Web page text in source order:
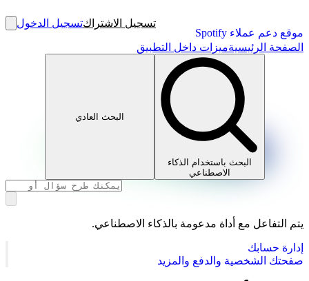
موقع دعم عملاء Spotify
تسجيل الاشتراكتسجيل الدخول
الصفحة الرئيسيةميزات داخل التطبيق
البحث باستخدام الذكاء
الاصطناعي
البحث العادي
يتم التفاعل مع أداة مدعومة بالذكاء الاصطناعي.
إدارة حسابك
صفحتك الشخصية والدفع والمزيد